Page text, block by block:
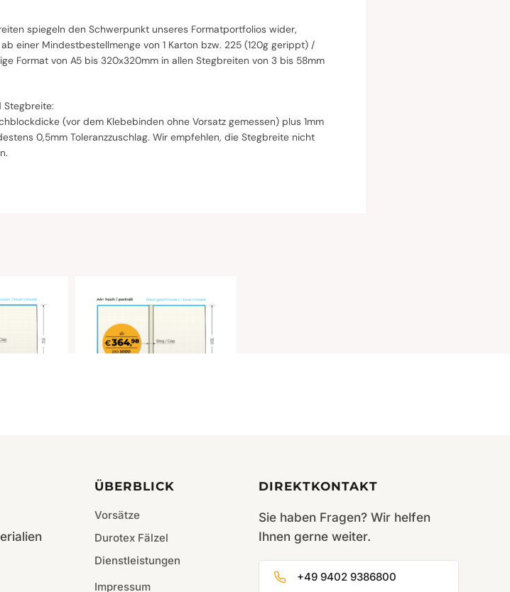
spiegeln den Schwerpunkt unseres Formatportfolios wider,
einer Mindestbestellmenge von 1 Karton bzw. 225 (120g gerippt) /
Format von A5 bis 320x320mm in allen Stegbreiten von 3 bis 58mm
Stegbreite:
(vor dem Klebebinden ohne Vorsatz gemessen) plus 1mm
0,5mm Toleranzzuschlag. Wir empfehlen, die Stegbreite nicht
ÜBERBLICK
Vorsätze
Durotex Fälzel
Dienstleistungen
Impressum
DIREKTKONTAKT
Sie haben Fragen? Wir helfen
Ihnen gerne weiter.
+49 9402 9386800